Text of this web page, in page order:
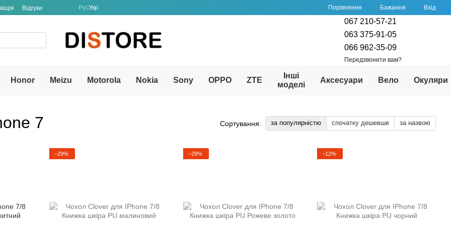
Відгуки РусУкр Порівняння Бажання Вхід
067 210-57-21
063 375-91-05
066 962-35-09
Передзвонити вам?
Honor Meizu Motorola Nokia Sony OPPO ZTE
Інші
моделі
Аксесуари Вело Окуляри
7 Сортування: за популярністю спочатку дешевше за назвою
−29% −29% −12%